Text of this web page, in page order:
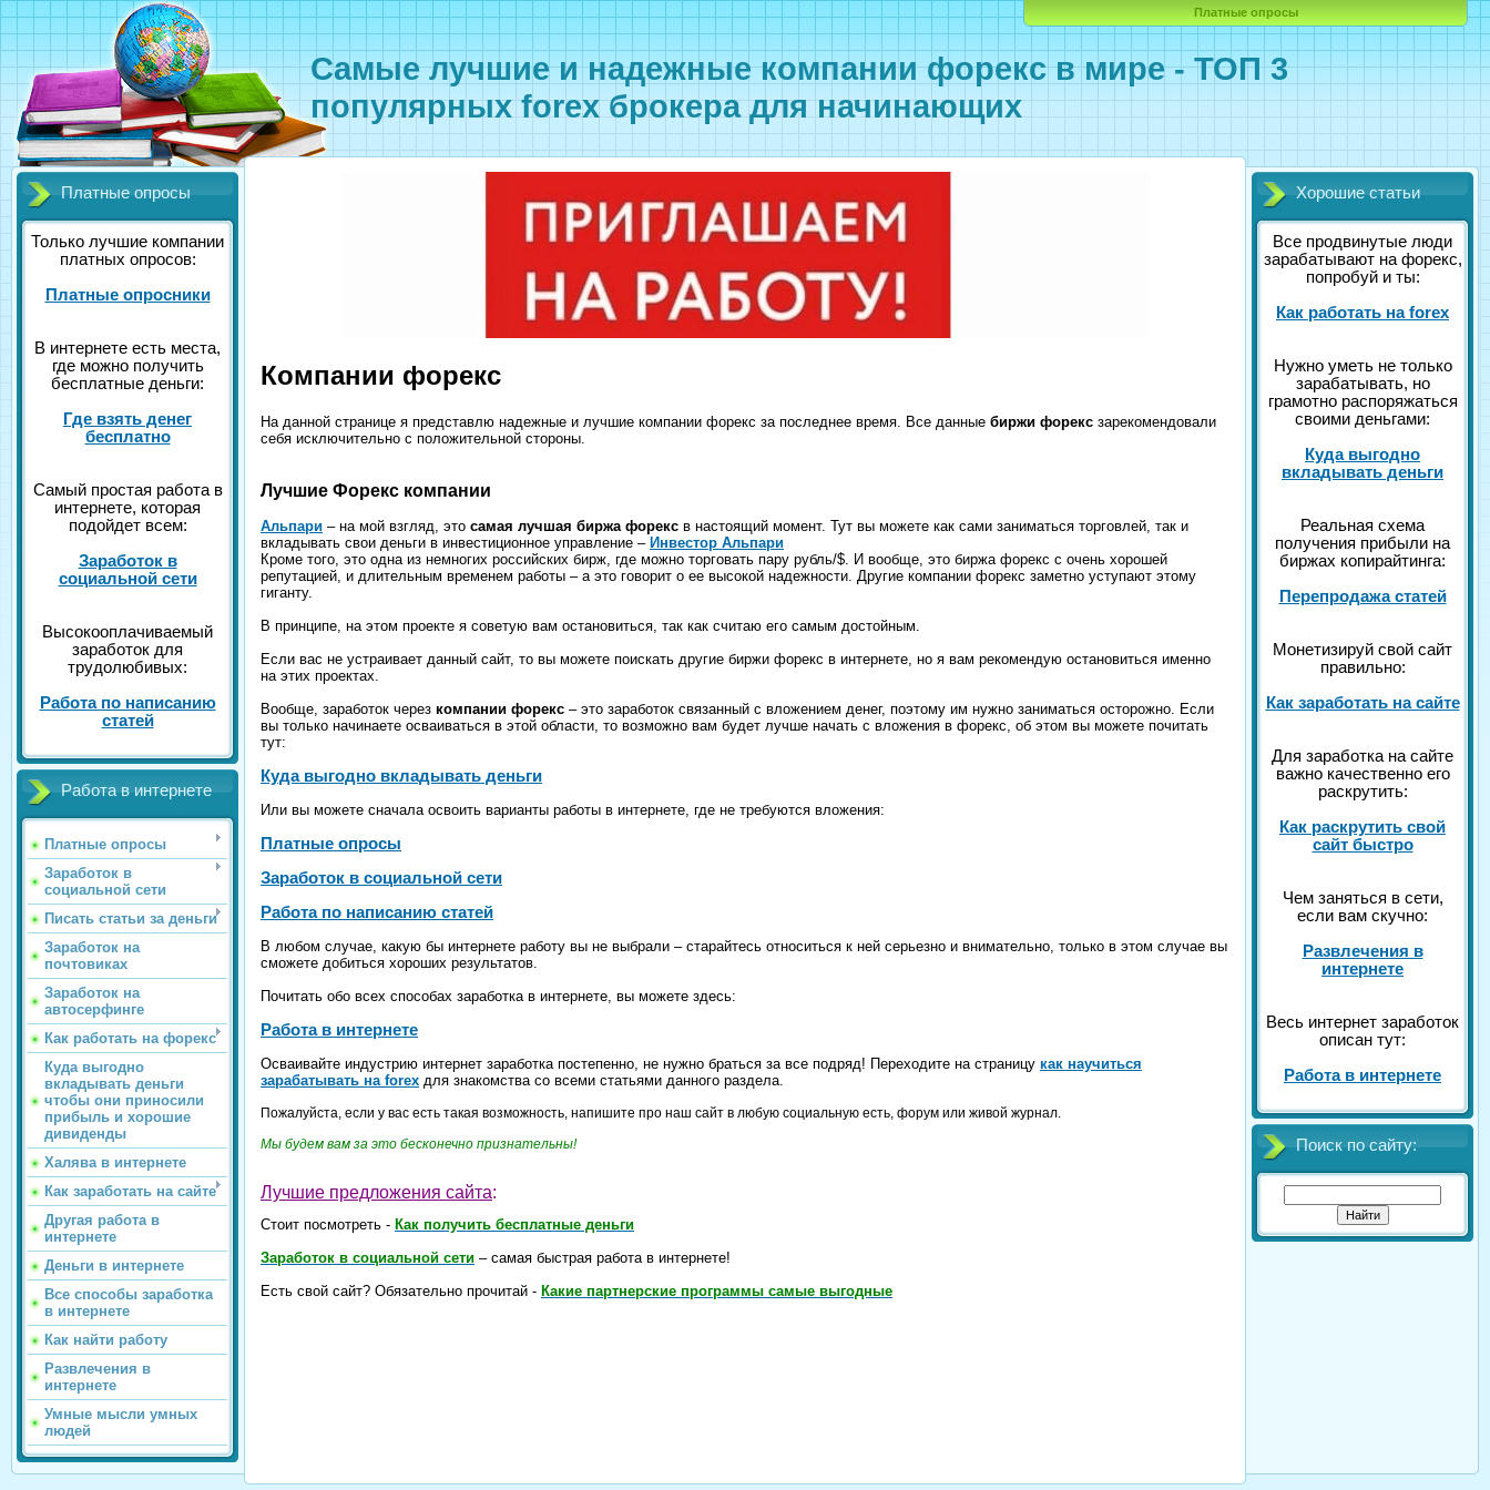
Самые лучшие и надежные компании форекс в мире - ТОП 3
популярных forex брокера для начинающих
Платные опросы
Платные опросы
Только лучшие компании
платных опросов:
Платные опросники
В интернете есть места,
где можно получить
бесплатные деньги:
Где взять денег
бесплатно
Самый простая работа в
интернете, которая
подойдет всем:
Заработок в
социальной сети
Высокооплачиваемый
заработок для
трудолюбивых:
Работа по написанию
статей
Работа в интернете
Платные опросы
Заработок в
социальной сети
Писать статьи за деньги
Заработок на
почтовиках
Заработок на
автосерфинге
Как работать на форекс
Куда выгодно
вкладывать деньги
чтобы они приносили
прибыль и хорошие
дивиденды
Халява в интернете
Как заработать на сайте
Другая работа в
интернете
Деньги в интернете
Все способы заработка
в интернете
Как найти работу
Развлечения в
интернете
Умные мысли умных
людей
Компании форекс
На данной странице я представлю надежные и лучшие компании форекс за последнее время. Все данные биржи форекс зарекомендовали
себя исключительно с положительной стороны.
Лучшие Форекс компании
Альпари – на мой взгляд, это самая лучшая биржа форекс в настоящий момент. Тут вы можете как сами заниматься торговлей, так и
вкладывать свои деньги в инвестиционное управление – Инвестор Альпари
Кроме того, это одна из немногих российских бирж, где можно торговать пару рубль/$. И вообще, это биржа форекс с очень хорошей
репутацией, и длительным временем работы – а это говорит о ее высокой надежности. Другие компании форекс заметно уступают этому
гиганту.
В принципе, на этом проекте я советую вам остановиться, так как считаю его самым достойным.
Если вас не устраивает данный сайт, то вы можете поискать другие биржи форекс в интернете, но я вам рекомендую остановиться именно
на этих проектах.
Вообще, заработок через компании форекс – это заработок связанный с вложением денег, поэтому им нужно заниматься осторожно. Если
вы только начинаете осваиваться в этой области, то возможно вам будет лучше начать с вложения в форекс, об этом вы можете почитать
тут:
Куда выгодно вкладывать деньги
Или вы можете сначала освоить варианты работы в интернете, где не требуются вложения:
Платные опросы
Заработок в социальной сети
Работа по написанию статей
В любом случае, какую бы интернете работу вы не выбрали – старайтесь относиться к ней серьезно и внимательно, только в этом случае вы
сможете добиться хороших результатов.
Почитать обо всех способах заработка в интернете, вы можете здесь:
Работа в интернете
Осваивайте индустрию интернет заработка постепенно, не нужно браться за все подряд! Переходите на страницу как научиться
зарабатывать на forex для знакомства со всеми статьями данного раздела.
Пожалуйста, если у вас есть такая возможность, напишите про наш сайт в любую социальную есть, форум или живой журнал.
Мы будем вам за это бесконечно признательны!
Лучшие предложения сайта:
Стоит посмотреть - Как получить бесплатные деньги
Заработок в социальной сети – самая быстрая работа в интернете!
Есть свой сайт? Обязательно прочитай - Какие партнерские программы самые выгодные
Хорошие статьи
Все продвинутые люди
зарабатывают на форекс,
попробуй и ты:
Как работать на forex
Нужно уметь не только
зарабатывать, но
грамотно распоряжаться
своими деньгами:
Куда выгодно
вкладывать деньги
Реальная схема
получения прибыли на
биржах копирайтинга:
Перепродажа статей
Монетизируй свой сайт
правильно:
Как заработать на сайте
Для заработка на сайте
важно качественно его
раскрутить:
Как раскрутить свой
сайт быстро
Чем заняться в сети,
если вам скучно:
Развлечения в
интернете
Весь интернет заработок
описан тут:
Работа в интернете
Поиск по сайту: